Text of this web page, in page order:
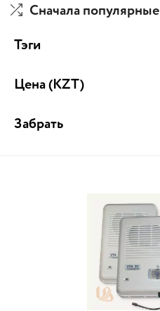
Сначала популярные
Тэги
Цена(KZT)
Забрать